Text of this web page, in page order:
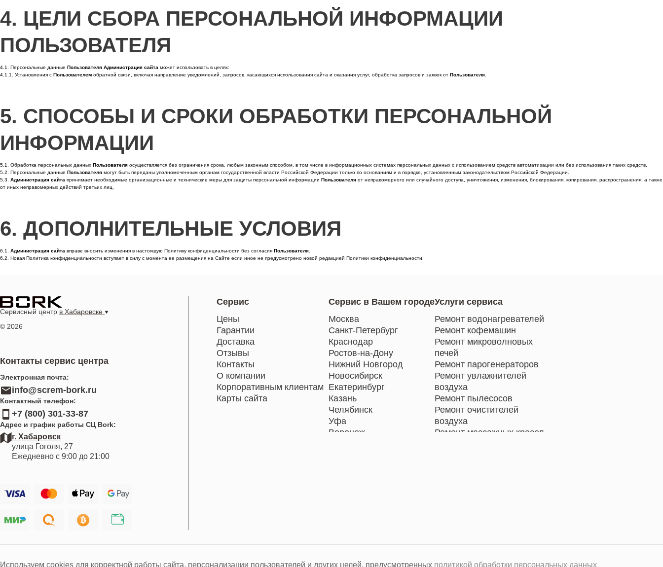
4. ЦЕЛИ СБОРА ПЕРСОНАЛЬНОЙ ИНФОРМАЦИИ
ПОЛЬЗОВАТЕЛЯ
4.1. Персональные данные Пользователя Администрация сайта может использовать в целях:
4.1.1. Установления с Пользователем обратной связи, включая направление уведомлений, запросов, касающихся использования сайта и оказания услуг, обработка запросов и заявок от Пользователя
5. СПОСОБЫ И СРОКИ ОБРАБОТКИ ПЕРСОНАЛЬНОЙ
ИНФОРМАЦИИ
5.1. Обработка персональных данных Пользователя осуществляется без ограничения срока, любым законным способом, в том числе в информационных системах персональных данных с использованием средств автоматизации или без использования таких средств.
5.2. Персональные данные Пользователя могут быть переданы уполномоченным органам государственной власти Российской Федерации только по основаниям и в порядке, установленным законодательством Российской Федерации.
5.3. Администрация сайта принимает необходимые организационные и технические меры для защиты персональной информации Пользователя от неправомерного или случайного доступа, уничтожения, изменения, блокирования, копирования, распространения, а также
от иных неправомерных действий третьих лиц.
6. ДОПОЛНИТЕЛЬНЫЕ УСЛОВИЯ
6.1. Администрация сайта вправе вносить изменения в настоящую Политику конфиденциальности без согласия Пользователя
6.2. Новая Политика конфиденциальности вступает в силу с момента ее размещения на Сайте если иное не предусмотрено новой редакцией Политики конфиденциальности.
Сервисный центр в Хабаровске
© 2026
Контакты сервис центра
Электронная почта:
info@screm-bork.ru
Контактный телефон:
+7 (800) 301-33-87
Адрес и график работы СЦ Bork:
г. Хабаровск
улица Гоголя, 27
Ежедневно с 9:00 до 21:00
Сервис
Цены
Гарантии
Доставка
Отзывы
Контакты
О компании
Корпоративным клиентам
Карты сайта
Сервис в Вашем городе
Москва
Санкт-Петербург
Краснодар
Ростов-на-Дону
Нижний Новгород
Новосибирск
Екатеринбург
Казань
Челябинск
Уфа
Воронеж
Иркутск
Услуги сервиса
Ремонт водонагревателей
Ремонт кофемашин
Ремонт микроволновых
печей
Ремонт парогенераторов
Ремонт увлажнителей
воздуха
Ремонт пылесосов
Ремонт очистителей
воздуха
Ремонт массажных кресел
Используем cookies для корректной работы сайта, персонализации пользователей и других целей, предусмотренных политикой обработки персональных данных